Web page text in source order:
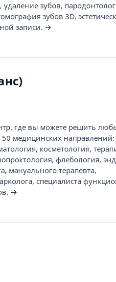
зубов,
зубов 3D,
записи. →
где вы можете решить
медицинских направлений:
косметология,
флебология,
мануального терапевта,
специалиста
→